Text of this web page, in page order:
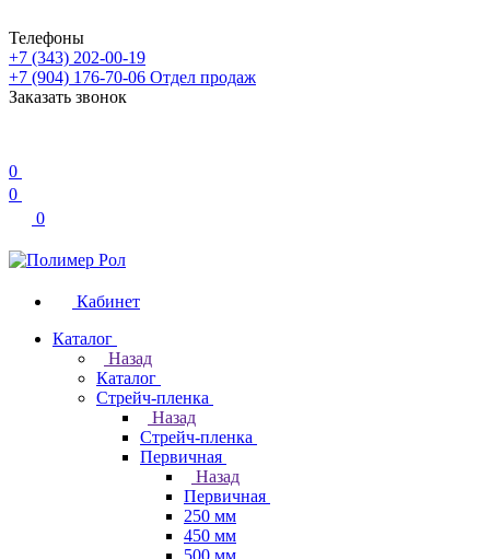
Телефоны
+7 (343) 202-00-19
+7 (904) 176-70-06 Отдел продаж
Заказать звонок
0
0
0
Кабинет
Каталог
Назад
Каталог
Стрейч-пленка
Назад
Стрейч-пленка
Первичная
Назад
Первичная
250 мм
450 мм
500 мм